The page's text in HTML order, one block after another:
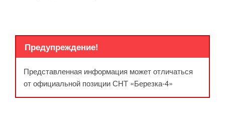
Предупреждение!
Представленная информация может отличаться
от официальной позиции СНТ «Березка-4»